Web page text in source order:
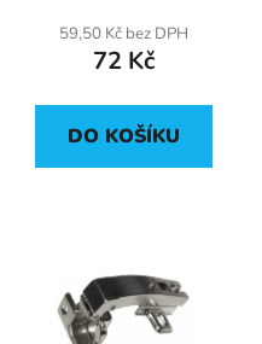
59,50 Kč bez DPH
72 Kč
DO KOŠÍKU